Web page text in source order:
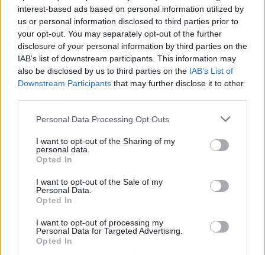
interest-based ads based on personal information utilized by
us or personal information disclosed to third parties prior to
your opt-out. You may separately opt-out of the further
disclosure of your personal information by third parties on the
IAB’s list of downstream participants. This information may
also be disclosed by us to third parties on the IAB’s List of
Downstream Participants that may further disclose it to other
Personal Data Processing Opt Outs
I want to opt-out of the Sharing of my
personal data.
Opted In
I want to opt-out of the Sale of my
Personal Data.
Opted In
I want to opt-out of processing my
Personal Data for Targeted Advertising.
Opted In